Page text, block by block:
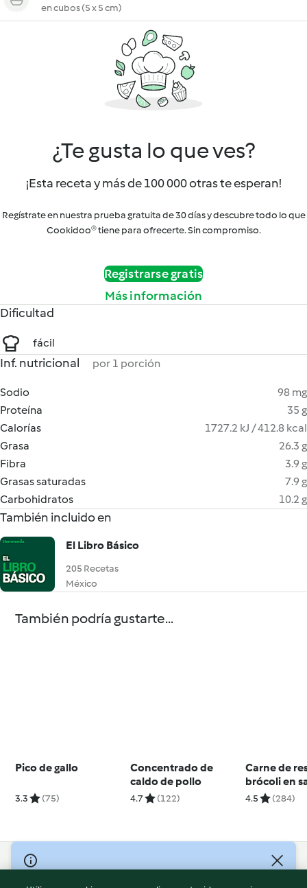
en cubos (5 x 5 cm)
¿Te gusta lo que ves?
¡Esta receta y más de 100 000 otras te esperan!
Regístrate en nuestra prueba gratuita de 30 días y descubre todo lo que
Cookidoo® tiene para ofrecerte. Sin compromiso.
Registrarse gratis
Más información
Dificultad
fácil
Inf. nutricional por 1 porción
Sodio
98 mg
Proteína
35 g
Calorías
1727.2 kJ / 412.8 kcal
Grasa
26.3 g
Fibra
3.9 g
Grasas saturadas
7.9 g
Carbohidratos
10.2 g
También incluido en
El Libro Básico
205 Recetas
México
También podría gustarte...
Pico de gallo
3.3 (75)
Concentrado de
caldo de pollo
4.7 (122)
Carne de
brócoli en
asiática,
4.5 (284)
© Copyright 2026